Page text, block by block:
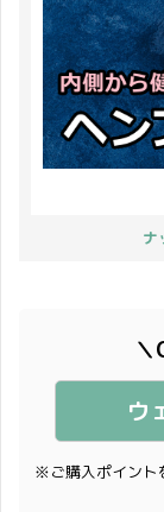
ナ
＼
ウ
※ご購入ポイント